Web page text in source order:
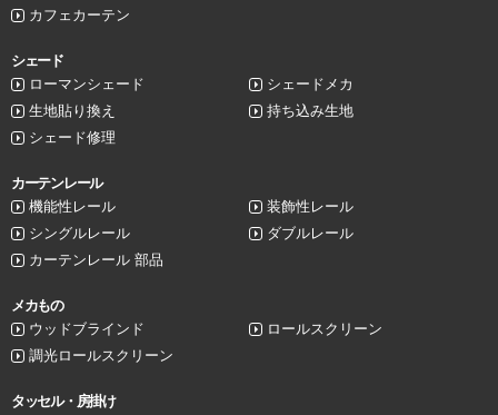
カフェカーテン
シェード
ローマンシェード
シェードメカ
生地貼り換え
持ち込み生地
シェード修理
カーテンレール
機能性レール
装飾性レール
シングルレール
ダブルレール
カーテンレール 部品
メカもの
ウッドブラインド
ロールスクリーン
調光ロールスクリーン
タッセル・房掛け